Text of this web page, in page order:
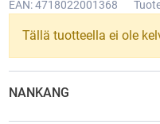
EAN:4718022001368
Tällä tuotteella ei ole
NANKANG